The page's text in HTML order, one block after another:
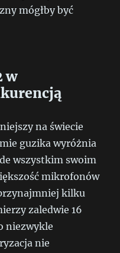
mógłby być
w
na świecie
guzika wyróżnia
wszystkim swoim
mikrofonów
kilku
zaledwie 16
niezwykle
nie